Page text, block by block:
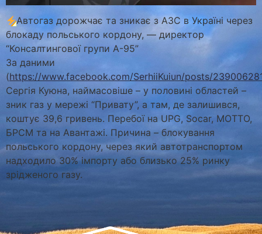
Автогаз дорожчає та зникає з АЗС в Україні через
блокаду польського кордону, — директор
“Консалтингової групи А-95”
За даними
(https://www.facebook.com/SerhiiKuiun/posts/
Сергія Куюна, наймасовіше – у половині областей –
зник газ у мережі “Привату”, а там, де залишився,
коштує 39,6 гривень. Перебої на UPG, Socar, MOTTO,
БРСМ та на Авантажі. Причина – блокування
польського кордону, через який автотранспортом
надходило 30% імпорту або близько 25% ринку
зрідженого газу.